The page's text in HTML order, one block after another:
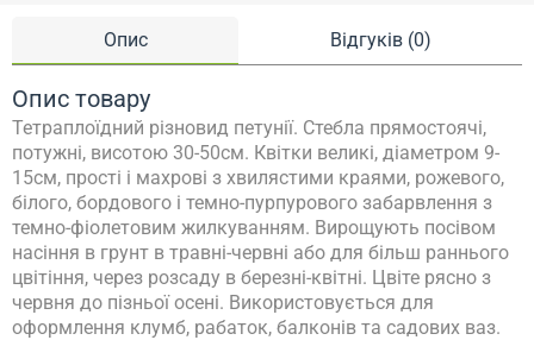
Опис Відгуків (0)
Опис товару
Тетраплоїдний різновид петунії. Стебла прямостоячі,
потужні, висотою 30-50см. Квітки великі, діаметром 9-
15см, прості і махрові з хвилястими краями, рожевого,
білого, бордового і темно-пурпурового забарвлення з
темно-фіолетовим жилкуванням. Вирощують посівом
насіння в грунт в травні-червні або для більш раннього
цвітіння, через розсаду в березні-квітні. Цвіте рясно з
червня до пізньої осені. Використовується для
оформлення клумб, рабаток, балконів та садових ваз.